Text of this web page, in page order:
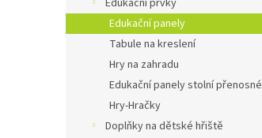
Edukační prvky
Edukační panely
Tabule na kreslení
Hry na zahradu
Edukační panely stolní přenosné
Hry-Hračky
Doplňky na dětské hřiště